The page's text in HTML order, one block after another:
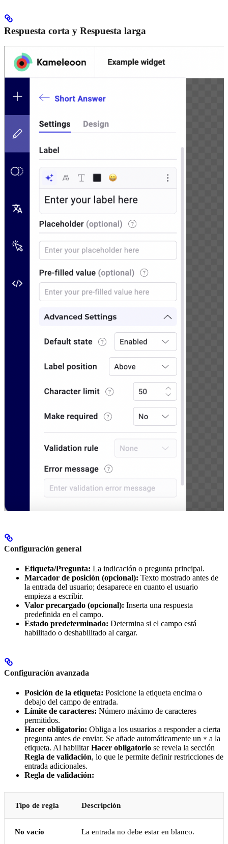
Respuesta corta y Respuesta larga
Configuración general
Etiqueta/Pregunta: La indicación o pregunta principal.
Marcador de posición (opcional): Texto mostrado antes de
la entrada del usuario; desaparece en cuanto el usuario
empieza a escribir.
Valor precargado (opcional): Inserta una respuesta
predefinida en el campo.
Estado predeterminado: Determina si el campo está
habilitado o deshabilitado al cargar.
Configuración avanzada
Posición de la etiqueta: Posicione la etiqueta encima o
debajo del campo de entrada.
Límite de caracteres: Número máximo de caracteres
permitidos.
Hacer obligatorio: Obliga a los usuarios a responder a cierta
pregunta antes de enviar. Se añade automáticamente un * a la
etiqueta. Al habilitarHacer obligatorio se revela la sección
Regla de validación, lo que le permite definir restricciones de
entrada adicionales.
Regla de validación:
Tipo de regla Descripción
No vacío La entrada no debe estar en blanco.